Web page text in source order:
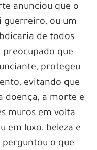
anunciou que o
guerreiro, ou um
de todos
que
protegeu
evitando que
doença, a morte e
muros em volta
em luxo, beleza e
perguntou o que